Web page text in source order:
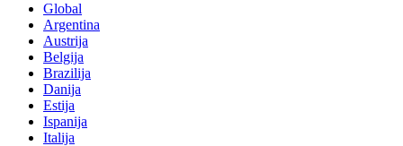
Global
Argentina
Austrija
Belgija
Brazilija
Danija
Estija
Ispanija
Italija